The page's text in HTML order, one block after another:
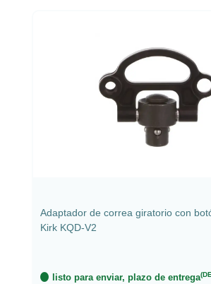
Adaptador de correa giratorio con
Kirk KQD-V2
listo para enviar, plazo de entrega